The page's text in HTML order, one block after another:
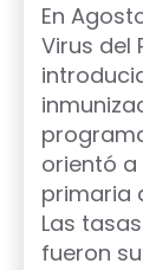
En
Virus del
orientó
primaria
Las
fueron